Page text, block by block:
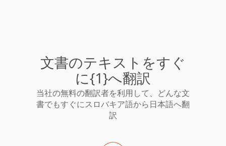
文書のテキストをすぐ
に{1}へ翻訳
当社の無料の翻訳者を利用して、どんな文
書でもすぐにスロバキア語から日本語へ翻
訳